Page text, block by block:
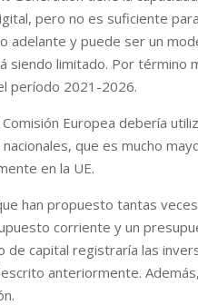
pero no es suficiente
adelante y puede ser un
siendo limitado. Por
período 2021-2026.
Europea debería
que es mucho
en la UE.
han propuesto tantas
corriente y un
capital registraría las
anteriormente.